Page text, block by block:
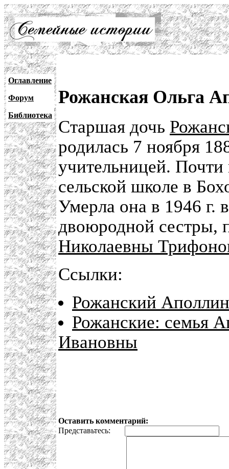
Оглавление
Форум
Библиотека
Рожанская Ольга
Старшая дочь
родилась 7 ноября
учительницей.
сельской школе в
Умерла она в 1946 г.
двоюродной сестры,
Николаевны
Ссылки:
Рожанский
Рожанские: семья
Ивановны
Оставить комментарий:
Представьтесь: